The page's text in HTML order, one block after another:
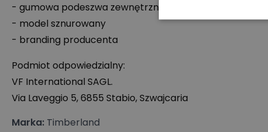
- gumowa podeszwa zewnętrzna
- model sznurowany
- branding producenta
Podmiot odpowiedzialny:
VF International SAGL.
Via Laveggio 5, 6855 Stabio, Szwajcaria
Marka: Timberland